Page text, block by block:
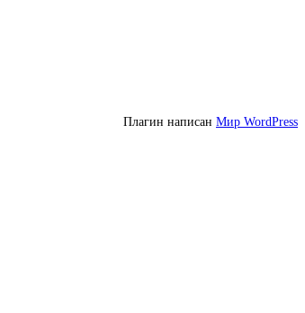
Плагин написан Мир WordPress